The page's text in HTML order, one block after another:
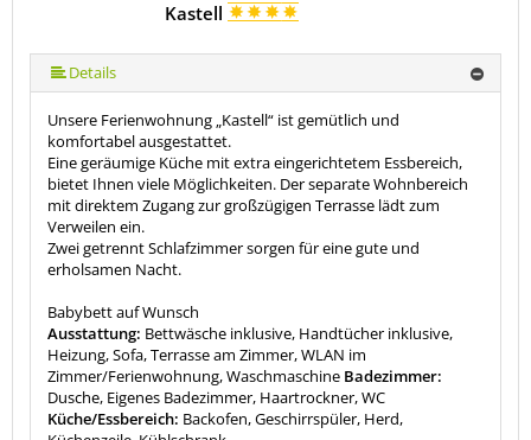
Kastell
Details
Unsere Ferienwohnung „Kastell“ ist gemütlich und
komfortabel ausgestattet.
Eine geräumige Küche mit extra eingerichtetem Essbereich,
bietet Ihnen viele Möglichkeiten. Der separate Wohnbereich
mit direktem Zugang zur großzügigen Terrasse lädt zum
Verweilen ein.
Zwei getrennt Schlafzimmer sorgen für eine gute und
erholsamen Nacht.
Babybett auf Wunsch
Ausstattung: Bettwäsche inklusive, Handtücher inklusive,
Heizung, Sofa, Terrasse am Zimmer, WLAN im
Zimmer/Ferienwohnung, Waschmaschine Badezimmer:
Dusche, Eigenes Badezimmer, Haartrockner, WC
Küche/Essbereich: Backofen, Geschirrspüler, Herd,